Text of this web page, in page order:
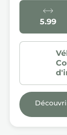
5.99